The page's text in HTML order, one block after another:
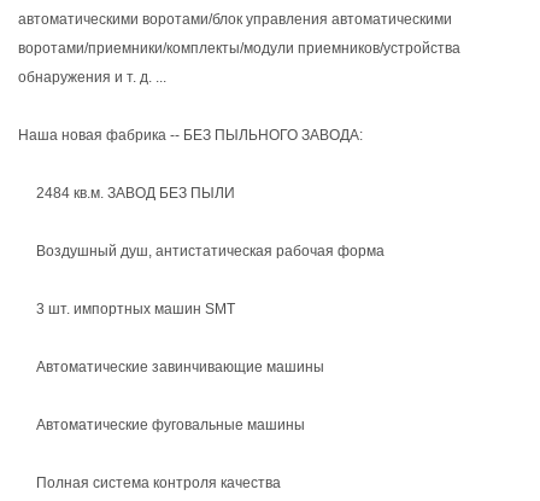
автоматическими воротами/блок управления автоматическими
воротами/приемники/комплекты/модули приемников/устройства
обнаружения и т. д. ...
Наша новая фабрика -- БЕЗ ПЫЛЬНОГО ЗАВОДА:
2484 кв.м. ЗАВОД БЕЗ ПЫЛИ
Воздушный душ, антистатическая рабочая форма
3 шт. импортных машин SMT
Автоматические завинчивающие машины
Автоматические фуговальные машины
Полная система контроля качества